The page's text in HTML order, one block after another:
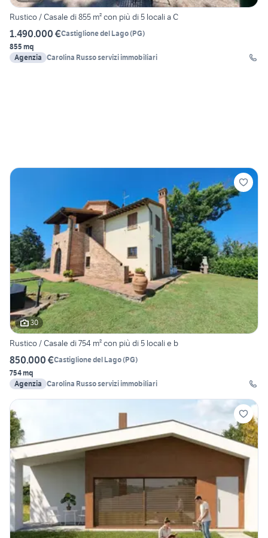
Rustico / Casale di 855 m² con più di 5 locali a C
1.490.000 €Castiglione del Lago(PG)
855 mq
Agenzia Carolina Russo servizi immobiliari
30
Rustico / Casale di 754 m² con più di 5 locali e b
850.000 €Castiglione del Lago(PG)
754 mq
Agenzia Carolina Russo servizi immobiliari